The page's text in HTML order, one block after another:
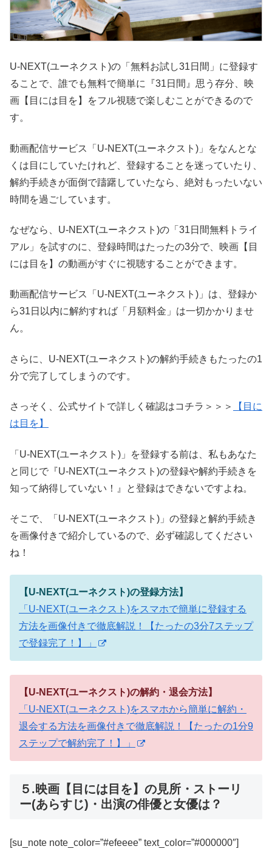
U-NEXT(ユーネクスト)の「無料お試し31日間」に登録す
ることで、誰でも無料で簡単に『31日間』思う存分、映
画【目には目を】をフル視聴で楽しむことができるので
す。
動画配信サービス「U-NEXT(ユーネクスト)」をなんとな
くは目にしていたけれど、登録することを迷っていたり、
解約手続きが面倒で躊躇していたなら、絶対もったいない
時間を過ごしています。
なぜなら、U-NEXT(ユーネクスト)の「31日間無料トライ
アル」を試すのに、登録時間はたったの3分で、映画【目
には目を】の動画がすぐに視聴することができます。
動画配信サービス「U-NEXT(ユーネクスト)」は、登録か
ら31日以内に解約すれば「月額料金」は一切かかりませ
ん。
さらに、U-NEXT(ユーネクスト)の解約手続きもたったの1
分で完了してしまうのです。
さっそく、公式サイトで詳しく確認はコチラ＞＞＞
【目に
は目を】
「U-NEXT(ユーネクスト)」を登録する前は、私もあなた
と同じで『U-NEXT(ユーネクスト)の登録や解約手続きを
知って納得していない！』と登録はできないですよね。
そこで、「U-NEXT(ユーネクスト)」の登録と解約手続き
を画像付きで紹介しているので、必ず確認してください
ね！
【U-NEXT(ユーネクスト)の登録方法】
「U-NEXT(ユーネクスト)をスマホで簡単に登録する
方法を画像付きで徹底解説！【たったの3分7ステップ
で登録完了！】」
【U-NEXT(ユーネクスト)の解約・退会方法】
「U-NEXT(ユーネクスト)をスマホから簡単に解約・
退会する方法を画像付きで徹底解説！【たったの1分9
ステップで解約完了！】」
５.映画【目には目を】の見所・ストーリ
ー(あらすじ)・出演の俳優と女優は？
[su_note note_color=”#efeeee” text_color=”#000000″]